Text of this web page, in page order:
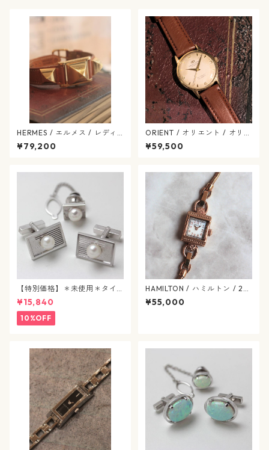
HERMES / エルメス / レディ
ース / メドール /ヴィンテージ
/ 腕時計 / クォーツ / hermes
¥79,200
ORIENT / オリエント / オリエ
ントスター / ダイナミック /
二バフレックス / 手巻き式 / o
¥59,500
【特別価格】＊未使用＊タイ
タック&カフスボタン / パール
/ j92
¥15,840
10%OFF
HAMILTON / ハミルトン / 28
0.002 / H31241113 / アメリ
カン クラシック / マザーオブ
¥55,000